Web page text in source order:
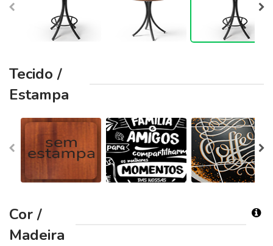
Tecido /
Estampa
Cor /
Madeira